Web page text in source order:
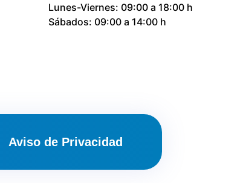
Lunes-Viernes: 09:00 a 18:00 h
Sábados: 09:00 a 14:00 h
Aviso de Privacidad